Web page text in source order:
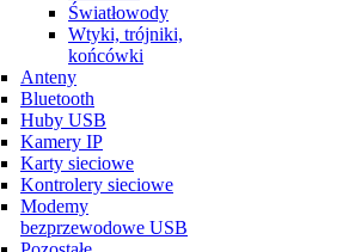
Światłowody
Wtyki, trójniki,
końcówki
Anteny
Bluetooth
Huby USB
Kamery IP
Karty sieciowe
Kontrolery sieciowe
Modemy
bezprzewodowe USB